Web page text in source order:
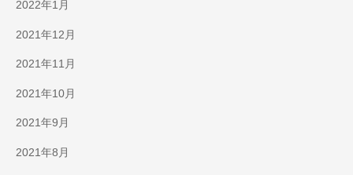
2022年1月
2021年12月
2021年11月
2021年10月
2021年9月
2021年8月